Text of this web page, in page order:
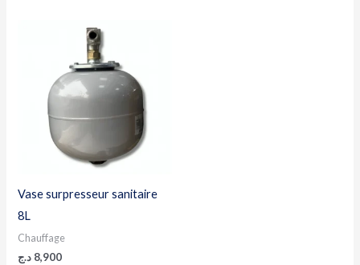
Vase surpresseur sanitaire
8L
Chauffage
8,900 د.ج